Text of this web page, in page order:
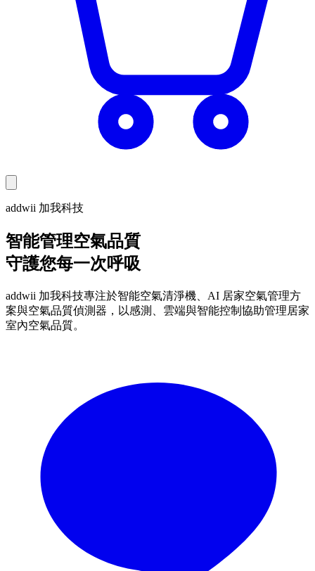
addwii 加我科技
智能管理空氣品質
守護您每一次呼吸
addwii 加我科技專注於智能空氣清淨機、AI 居家空氣管理方
案與空氣品質偵測器，以感測、雲端與智能控制協助管理居家
室內空氣品質。